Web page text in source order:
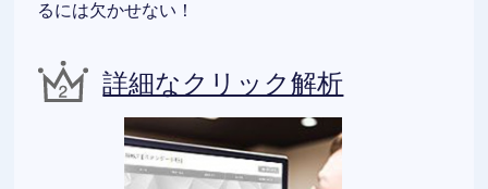
るには欠かせない！
詳細なクリック解析